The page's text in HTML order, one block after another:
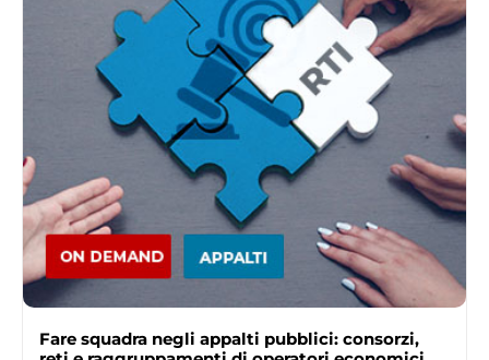
Fare squadra negli appalti pubblici: consorzi,